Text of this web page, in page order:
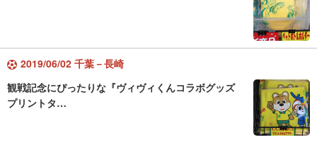
2019/06/02 千葉－長崎
観戦記念にぴったりな『ヴィヴィくんコラボグッズ
プリントタ…